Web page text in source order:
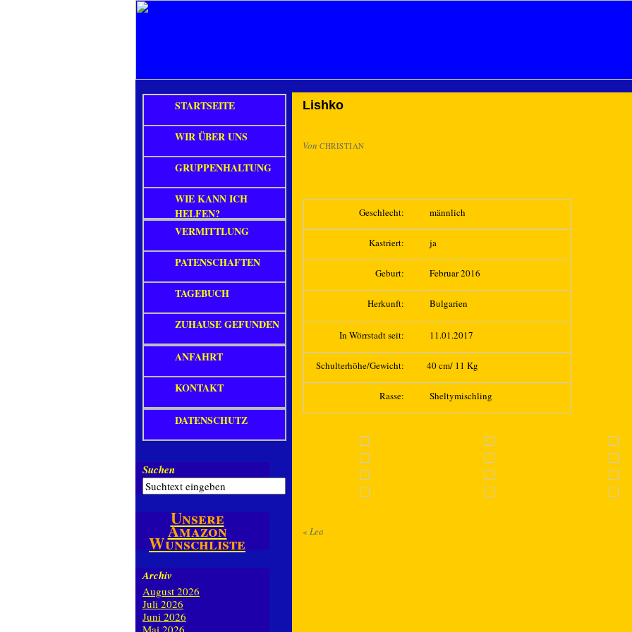
Lishko
Von CHRISTIAN
Geschlecht: männlich
Kastriert: ja
Geburt: Februar 2016
Herkunft: Bulgarien
In Wörrstadt seit: 11.01.2017
Schulterhöhe/Gewicht: 40 cm/ 11 Kg
Rasse: Sheltymischling
« Lea
STARTSEITE
WIR ÜBER UNS
GRUPPENHALTUNG
WIE KANN ICH
HELFEN?
VERMITTLUNG
PATENSCHAFTEN
TAGEBUCH
ZUHAUSE GEFUNDEN
ANFAHRT
KONTAKT
DATENSCHUTZ
Suchen
Unsere
Amazon
Wunschliste
Archiv
August 2026
Juli 2026
Juni 2026
Mai 2026